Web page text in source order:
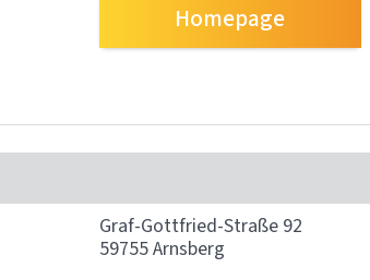
Homepage
Graf-Gottfried-Straße 92
59755 Arnsberg